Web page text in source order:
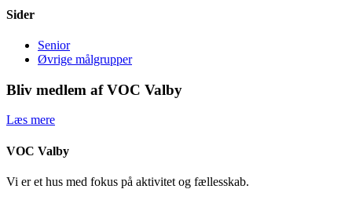
Sider
Senior
Øvrige målgrupper
Bliv medlem af VOC Valby
Læs mere
VOC Valby
Vi er et hus med fokus på aktivitet og fællesskab.